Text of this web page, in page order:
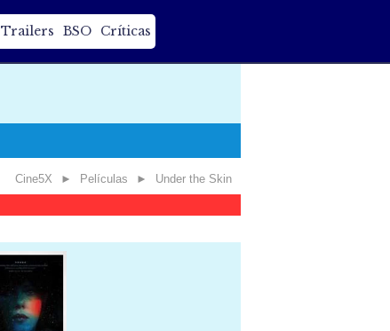
Trailers BSO Críticas
Cine5X ► Películas ► Under the Skin